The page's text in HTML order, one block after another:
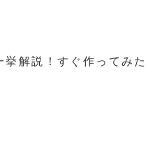
解説！すぐ作ってみ